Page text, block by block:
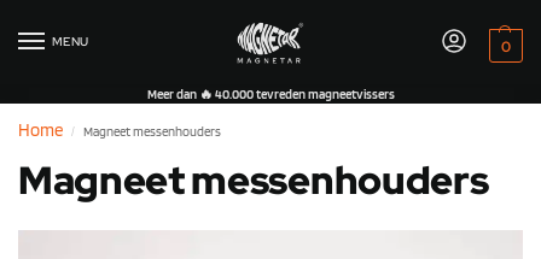
MENU 0
Meer dan 🔥 40.000 tevreden magneetvissers
Home / Magneet messenhouders
Magneet messenhouders